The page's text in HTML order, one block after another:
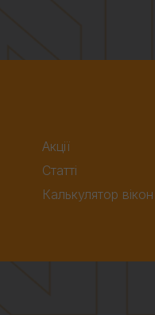
Акції
Статті
Калькулятор вікон